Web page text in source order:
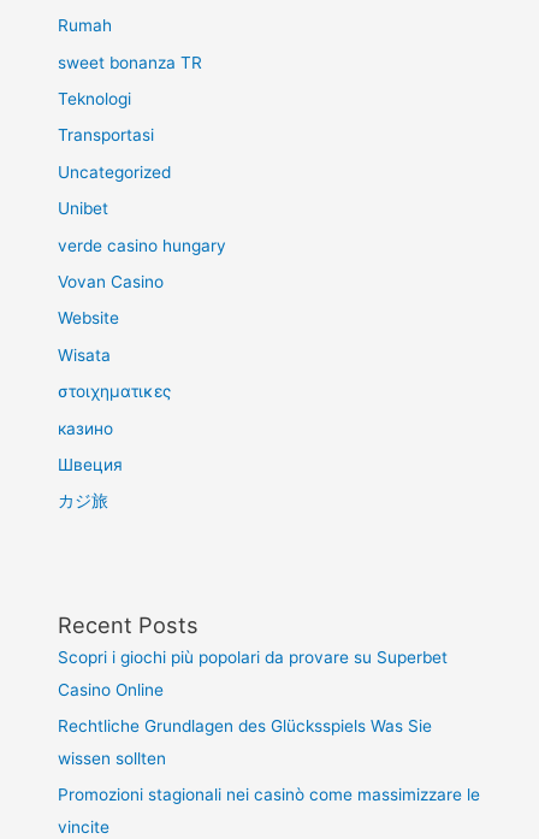
Rumah
sweet bonanza TR
Teknologi
Transportasi
Uncategorized
Unibet
verde casino hungary
Vovan Casino
Website
Wisata
στοιχηματικες
казино
Швеция
カジ旅
Recent Posts
Scopri i giochi più popolari da provare su Superbet
Casino Online
Rechtliche Grundlagen des Glücksspiels Was Sie
wissen sollten
Promozioni stagionali nei casinò come massimizzare le
vincite